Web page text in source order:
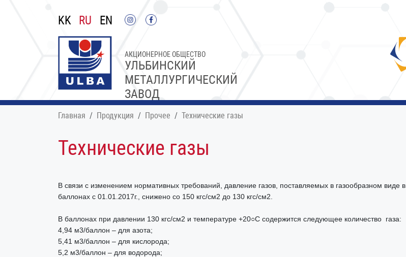
KK RU EN
УЛЬБИНСКИЙ
МЕТАЛЛУРГИЧЕСКИЙ
ЗАВОД
АКЦИОНЕРНОЕ ОБЩЕСТВО
Главная Продукция Прочее Технические газы
Технические газы
В связи с изменением нормативных требований, давление газов, поставляемых в газообразном виде в
баллонах с 01.01.2017г., снижено со 150 кгс/см2 до 130 кгс/см2.
В баллонах при давлении 130 кгс/см2 и температуре +20○С содержится следующее количество газа:
4,94 м3/баллон – для азота;
5,41 м3/баллон – для кислорода;
5,2 м3/баллон – для водорода;